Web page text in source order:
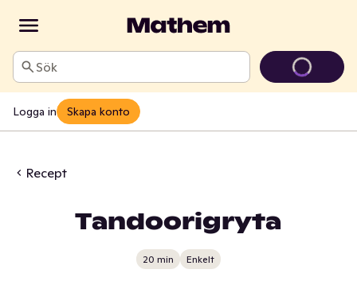
Sök
Logga in Skapa konto
Recept
Tandoorigryta
20 min Enkelt